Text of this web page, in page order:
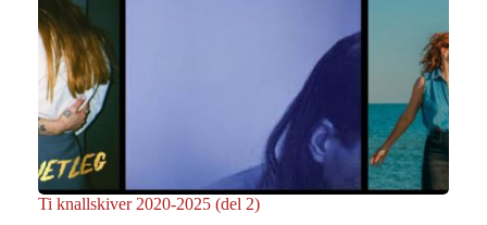
Ti knallskiver 2020-2025 (del 2)